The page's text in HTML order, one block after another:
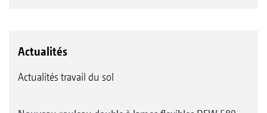
Actualités
Actualités travail du sol